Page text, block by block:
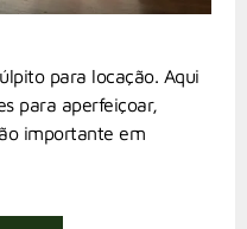
para locação. Aqui
para aperfeiçoar,
importante em